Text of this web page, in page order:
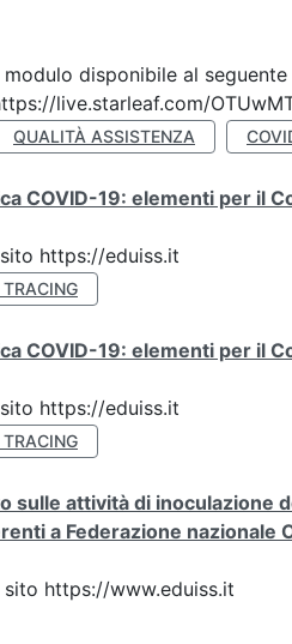
disponibile al
live.starleaf.com/
QUALITÀ ASSISTENZA
COVID-19: elementi per il
https://eduiss.it
COVID-19: elementi per il
https://eduiss.it
sulle attività di inoculazione
a Federazione nazionale
https://www.eduiss.it